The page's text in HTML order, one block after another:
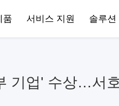
품 서비스 지원 솔루션
기업' 수상…서